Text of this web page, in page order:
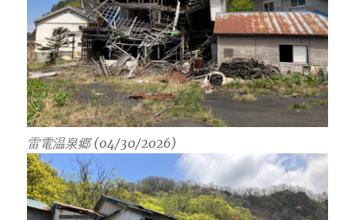
雷電温泉郷 (04/30/2026)